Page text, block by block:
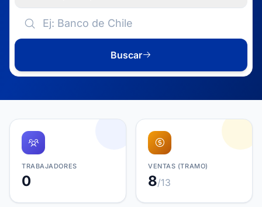
Buscar
TRABAJADORES
0
VENTAS (TRAMO)
8/13